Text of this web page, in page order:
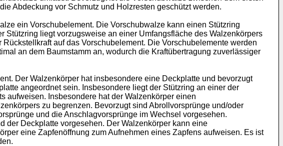
Abdeckung vor Schmutz und Holzresten geschützt werden.
ein Vorschubelement. Die Vorschubwalze kann einen Stützring
liegt vorzugsweise an einer Umfangsfläche des Walzenkörpers
auf das Vorschubelement. Die Vorschubelemente werden
an dem Baumstamm an, wodurch die Kraftübertragung zuverlässiger
Der Walzenkörper hat insbesondere eine Deckplatte und bevorzugt
angeordnet sein. Insbesondere liegt der Stützring an einer der
aufweisen. Insbesondere hat der Walzenkörper einen
zu begrenzen. Bevorzugt sind Abrollvorsprünge und/oder
und die Anschlagvorsprünge im Wechsel vorgesehen.
der Deckplatte vorgesehen. Der Walzenkörper kann eine
eine Zapfenöffnung zum Aufnehmen eines Zapfens aufweisen. Es ist